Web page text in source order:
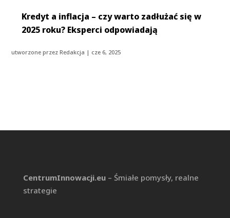
Kredyt a inflacja – czy warto zadłużać się w
2025 roku? Eksperci odpowiadają
utworzone przezRedakcja | cze 6, 2025
CentrumInnowacji.eu– Śmiałe pomysły, realne
strategie